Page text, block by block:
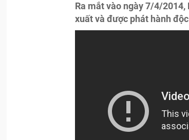
Ra mắt vào ngày 7/4/
xuất và được phát hành